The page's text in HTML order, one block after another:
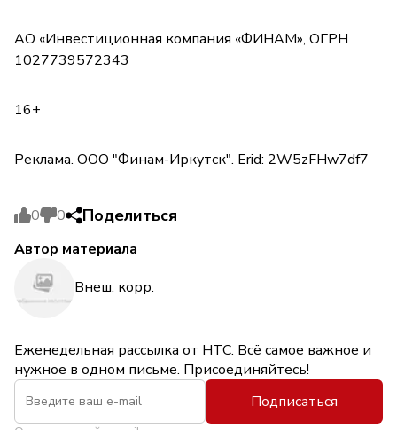
АО «Инвестиционная компания «ФИНАМ», ОГРН
1027739572343
16+
Реклама. ООО "Финам-Иркутск". Erid: 2W5zFHw7df7
0 0 Поделиться
Автор материала
Внеш. корр.
Еженедельная рассылка от НТС. Всё самое важное и
нужное в одном письме. Присоединяйтесь!
Подписаться